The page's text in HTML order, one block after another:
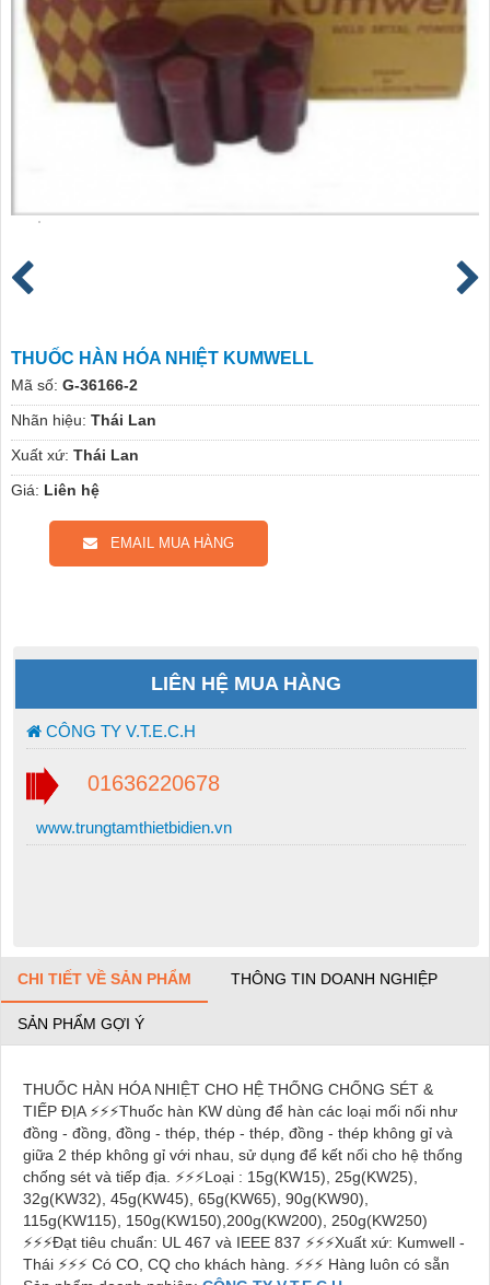
THUỐC HÀN HÓA NHIỆT KUMWELL
Mã số: G-36166-2
Nhãn hiệu: Thái Lan
Xuất xứ: Thái Lan
Giá: Liên hệ
EMAIL MUA HÀNG
LIÊN HỆ MUA HÀNG
CÔNG TY V.T.E.C.H
01636220678
www.trungtamthietbidien.vn
CHI TIẾT VỀ SẢN PHẨM THÔNG TIN DOANH NGHIỆP
SẢN PHẨM GỢI Ý
THUỐC HÀN HÓA NHIỆT CHO HỆ THỐNG CHỐNG SÉT &
TIẾP ĐỊA ⚡⚡⚡Thuốc hàn KW dùng để hàn các loại mối nối như
đồng - đồng, đồng - thép, thép - thép, đồng - thép không gỉ và
giữa 2 thép không gỉ với nhau, sử dụng để kết nối cho hệ thống
chống sét và tiếp địa. ⚡⚡⚡Loại : 15g(KW15), 25g(KW25),
32g(KW32), 45g(KW45), 65g(KW65), 90g(KW90),
115g(KW115), 150g(KW150),200g(KW200), 250g(KW250)
⚡⚡⚡Đạt tiêu chuẩn: UL 467 và IEEE 837 ⚡⚡⚡Xuất xứ: Kumwell -
Thái ⚡⚡⚡ Có CO, CQ cho khách hàng. ⚡⚡⚡ Hàng luôn có sẵn